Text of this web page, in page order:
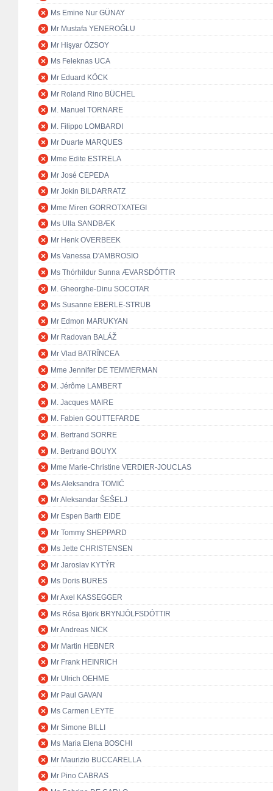
Ms Emine Nur GÜNAY
Mr Mustafa YENEROĞLU
Mr Hişyar ÖZSOY
Ms Feleknas UCA
Mr Eduard KÖCK
Mr Roland Rino BÜCHEL
M. Manuel TORNARE
M. Filippo LOMBARDI
Mr Duarte MARQUES
Mme Edite ESTRELA
Mr José CEPEDA
Mr Jokin BILDARRATZ
Mme Miren GORROTXATEGI
Ms Ulla SANDBÆK
Mr Henk OVERBEEK
Ms Vanessa D'AMBROSIO
Ms Thórhildur Sunna ÆVARSDÓTTIR
M. Gheorghe-Dinu SOCOTAR
Ms Susanne EBERLE-STRUB
Mr Edmon MARUKYAN
Mr Radovan BALÁŽ
Mr Vlad BATRÎNCEA
Mme Jennifer DE TEMMERMAN
M. Jérôme LAMBERT
M. Jacques MAIRE
M. Fabien GOUTTEFARDE
M. Bertrand SORRE
M. Bertrand BOUYX
Mme Marie-Christine VERDIER-JOUCLAS
Ms Aleksandra TOMIĆ
Mr Aleksandar ŠEŠELJ
Mr Espen Barth EIDE
Mr Tommy SHEPPARD
Ms Jette CHRISTENSEN
Mr Jaroslav KYTÝR
Ms Doris BURES
Mr Axel KASSEGGER
Ms Rósa Björk BRYNJÓLFSDÓTTIR
Mr Andreas NICK
Mr Martin HEBNER
Mr Frank HEINRICH
Mr Ulrich OEHME
Mr Paul GAVAN
Ms Carmen LEYTE
Mr Simone BILLI
Ms Maria Elena BOSCHI
Mr Maurizio BUCCARELLA
Mr Pino CABRAS